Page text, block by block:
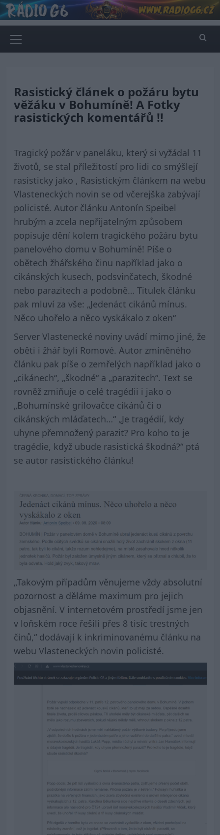
Skip
to
content
Menu
Rasistický článek o požáru bytu
věžáku v Bohumíně! A Fotky
rasistických komentářů !!
Tragický požár v paneláku, který si vyžádal 11
životů, se stal příležitostí pro lidi co smýšlejí
rasisticky jako , Rasistickým článkem na webu
Vlasteneckých novin se od včerejška zabývají
policisté. Autor článku Antonín Speibel
hrubým a zcela nepřijatelným způsobem
popisuje dění kolem tragického požáru bytu
panelového domu v Bohumíně! Píše o
obětech žhářského činu například jako o
cikánských kusech, podsvinčatech, škodné
nebo parazitech a podobně… Titulek článku
pak mluví za vše: „Jedenáct cikánů mínus.
Něco uhořelo a něco vyskákalo z oken“
Server Vlastenecké noviny uvádí mimo jiné, že
oběti i žhář byli Romové. Autor zmíněného
článku pak píše o zemřelých například jako o
„cikánech“, „škodné“ a „parazitech“. Text se
rovněž zmiňuje o celé tragédii i jako o
„Bohumínské grilovačce cikánů či o
cikánských mláďatech…“ „Je tragédií, kdy
uhyne přemnožený parazit? Pro koho to je
tragédie, když ubude rasistická škodná?“ ptá
se autor rasistického článku!
„Takovým případům věnujeme vždy absolutní
pozornost a děláme maximum pro jejich
objasnění. V internetovém prostředí jsme jen
v loňském roce řešili přes 8 tisíc trestných
činů,“ dodávají k inkriminovanému článku na
webu Vlasteneckých novin policisté.